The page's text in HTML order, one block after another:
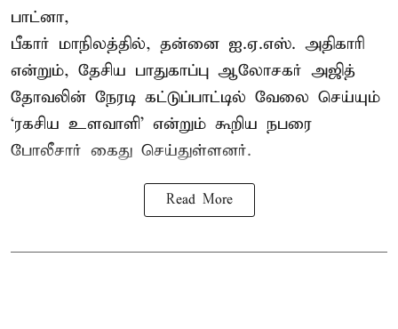
பாட்னா,
பீகார் மாநிலத்தில், தன்னை ஐ.ஏ.எஸ். அதிகாரி
என்றும், தேசிய பாதுகாப்பு ஆலோசகர் அஜித்
தோவலின் நேரடி கட்டுப்பாட்டில் வேலை செய்யும்
‘ரகசிய உளவாளி’ என்றும் கூறிய நபரை
போலீசார் கைது செய்துள்ளனர்.
Read More